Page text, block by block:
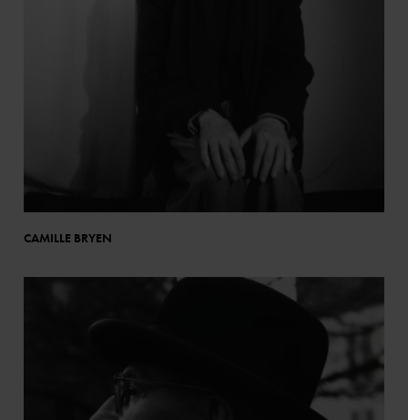
CAMILLE BRYEN